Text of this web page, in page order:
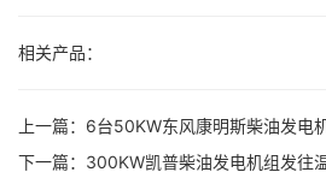
相关产品：
上一篇： 6台50KW东风康明斯柴油发电
下一篇： 300KW凯普柴油发电机组发往